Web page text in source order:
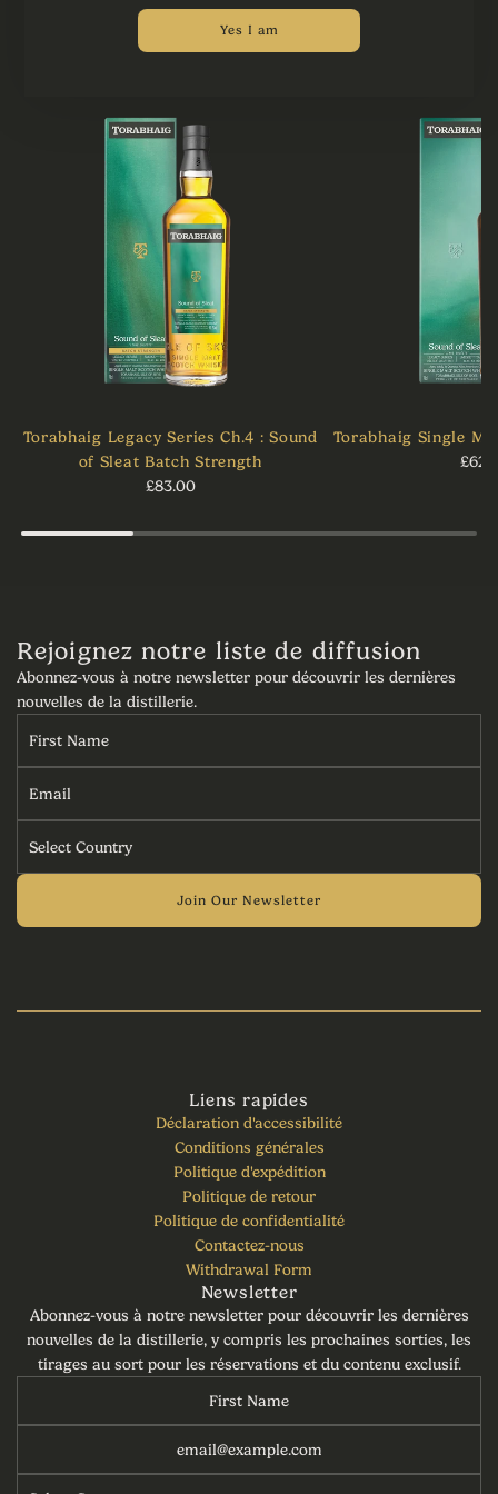
DÉCOUVREZ LA SÉRIE
HÉRITAGE
Torabhaig Legacy Series Ch.4 : Sound
of Sleat Batch Strength
£83.00
Torabhaig Single
Rejoignez notre liste de diffusion
Abonnez-vous à notre newsletter pour découvrir les dernières
nouvelles de la distillerie.
Join Our Newsletter
Liens rapides
Déclaration d'accessibilité
Conditions générales
Politique d'expédition
Politique de retour
Politique de confidentialité
Contactez-nous
Withdrawal Form
Newsletter
Abonnez-vous à notre newsletter pour découvrir les dernières
nouvelles de la distillerie, y compris les prochaines sorties, les
tirages au sort pour les réservations et du contenu exclusif.
Yes I am